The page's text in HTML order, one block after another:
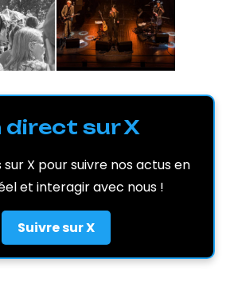
direct sur X
sur X pour suivre nos actus en
et interagir avec nous !
Suivre sur X